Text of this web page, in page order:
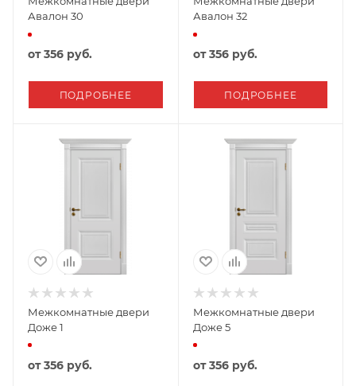
Авалон 30
от356 руб.
ПОДРОБНЕЕ
Авалон 32
от356 руб.
ПОДРОБНЕЕ
Межкомнатные двери
Доже 1
от356 руб.
Межкомнатные двери
Доже 5
от356 руб.